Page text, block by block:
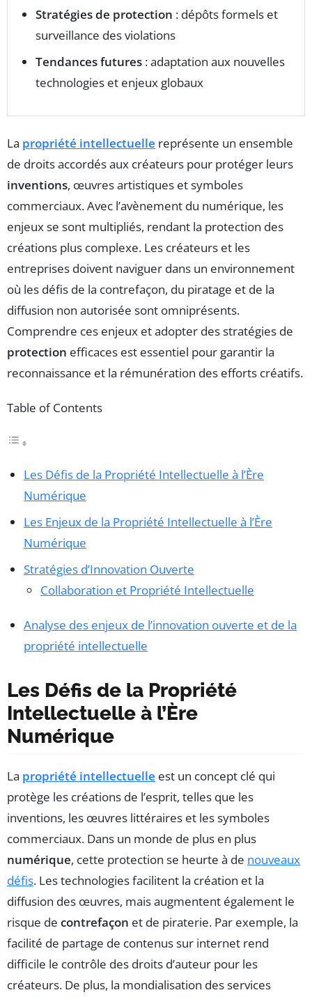
Stratégies de protection : dépôts formels et
surveillance des violations
Tendances futures : adaptation aux nouvelles
technologies et enjeux globaux
La propriété intellectuelle représente un ensemble
de droits accordés aux créateurs pour protéger leurs
inventions, œuvres artistiques et symboles
commerciaux. Avec l’avènement du numérique, les
enjeux se sont multipliés, rendant la protection des
créations plus complexe. Les créateurs et les
entreprises doivent naviguer dans un environnement
où les défis de la contrefaçon, du piratage et de la
diffusion non autorisée sont omniprésents.
Comprendre ces enjeux et adopter des stratégies de
protection efficaces est essentiel pour garantir la
reconnaissance et la rémunération des efforts créatifs.
Table of Contents
Les Défis de la Propriété Intellectuelle à l’Ère
Numérique
Les Enjeux de la Propriété Intellectuelle à l’Ère
Numérique
Stratégies d’Innovation Ouverte
Collaboration et Propriété Intellectuelle
Analyse des enjeux de l’innovation ouverte et de la
propriété intellectuelle
Les Défis de la Propriété
Intellectuelle à l’Ère
Numérique
La propriété intellectuelle est un concept clé qui
protège les créations de l’esprit, telles que les
inventions, les œuvres littéraires et les symboles
commerciaux. Dans un monde de plus en plus
numérique, cette protection se heurte à de nouveaux
défis. Les technologies facilitent la création et la
diffusion des œuvres, mais augmentent également le
risque de contrefaçon et de piraterie. Par exemple, la
facilité de partage de contenus sur internet rend
difficile le contrôle des droits d’auteur pour les
créateurs. De plus, la mondialisation des services